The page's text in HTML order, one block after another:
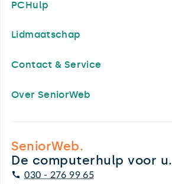
PCHulp
Lidmaatschap
Contact & Service
Over SeniorWeb
SeniorWeb.
De computerhulp voor u.
030 - 276 99 65